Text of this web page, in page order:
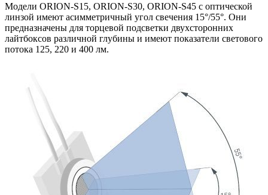
Модели ORION-S15, ORION-S30, ORION-S45 с оптической
линзой имеют асимметричный угол свечения 15°/55°. Они
предназначены для торцевой подсветки двухсторонних
лайтбоксов различной глубины и имеют показатели светового
потока 125, 220 и 400 лм.